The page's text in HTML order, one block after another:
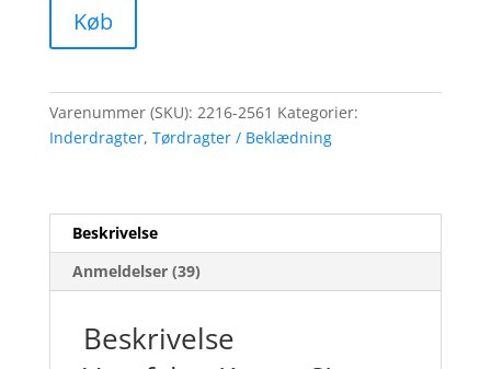
Køb
Varenummer (SKU): 2216-2561 Kategorier:
Inderdragter, Tørdragter / Beklædning
Beskrivelse
Anmeldelser (39)
Beskrivelse